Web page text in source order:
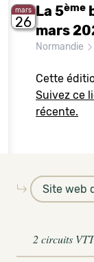
mars
26
La 5ème
mars
Normandie
Cette
Suivez ce
récente.
Site web
2 circuits VTT